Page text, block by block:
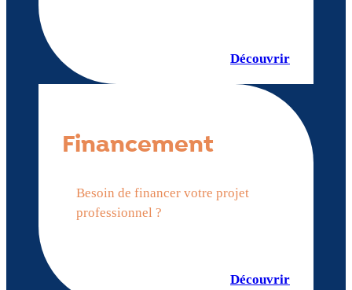
Découvrir
Financement
Besoin de financer votre projet
professionnel ?
Découvrir